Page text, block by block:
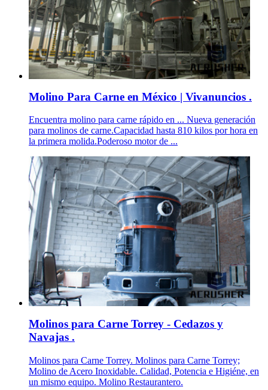
Molino Para Carne en México | Vivanuncios .
Encuentra molino para carne rápido en ... Nueva generación
para molinos de carne.Capacidad hasta 810 kilos por hora en
la primera molida.Poderoso motor de ...
Molinos para Carne Torrey - Cedazos y
Navajas .
Molinos para Carne Torrey. Molinos para Carne Torrey;
Molino de Acero Inoxidable. Calidad, Potencia e Higiéne, en
un mismo equipo. Molino Restaurantero.